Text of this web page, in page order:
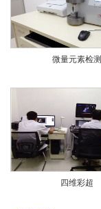
微量元素检测
四维彩超